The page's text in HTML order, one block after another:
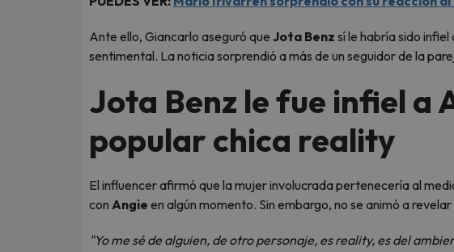
Ante ello, Giancarlo aseguró que Jota Benz sí le habría sido infiel
sentimental. La noticia sorprendió a más de un seguidor de la
Jota Benz le fue infiel a
popular chica reality
El influencer afirmó que la mujer involucrada pertenecería al
con Angie en algún momento. Sin embargo, no se animó a
"Yo me sé de alguien, de otro personaje, es reality, es del